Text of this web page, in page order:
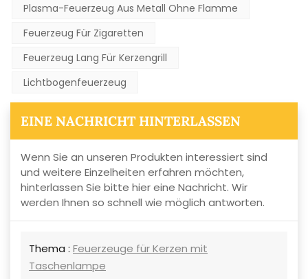
Plasma-Feuerzeug Aus Metall Ohne Flamme
Feuerzeug Für Zigaretten
Feuerzeug Lang Für Kerzengrill
Lichtbogenfeuerzeug
EINE NACHRICHT HINTERLASSEN
Wenn Sie an unseren Produkten interessiert sind
und weitere Einzelheiten erfahren möchten,
hinterlassen Sie bitte hier eine Nachricht. Wir
werden Ihnen so schnell wie möglich antworten.
Thema : Feuerzeuge für Kerzen mit
Taschenlampe